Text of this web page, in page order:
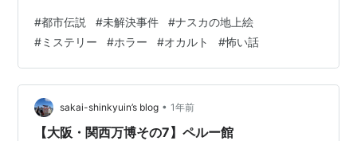
②巨大なメッセージの正体 地上絵は、砂を取り除いて地
表の白い層を露出させることで描かれている。 雨のほと
んど降らない乾燥地帯にあるため、数千年経った今も形
を保っているという。 しかし、ナスカの人々に空を飛ぶ
手段はなかった。 見えないはずの全体像を、どうやって
正確に描けたのか――。 研究者の…
#都市伝説 #未解決事件 #ナスカの地上絵
#ミステリー #ホラー #オカルト #怖い話
sakai-shinkyuin’s blog • 1年前
【大阪・関西万博その7】ペルー館